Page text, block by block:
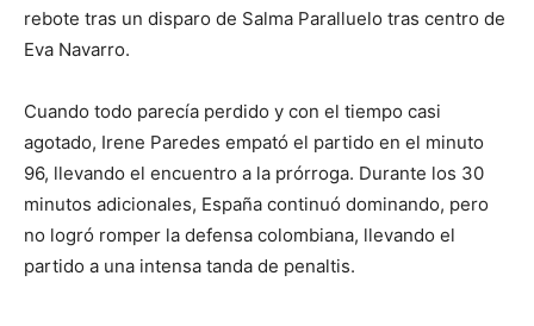
rebote tras un disparo de Salma Paralluelo tras centro de
Eva Navarro.
Cuando todo parecía perdido y con el tiempo casi
agotado, Irene Paredes empató el partido en el minuto
96, llevando el encuentro a la prórroga. Durante los 30
minutos adicionales, España continuó dominando, pero
no logró romper la defensa colombiana, llevando el
partido a una intensa tanda de penaltis.